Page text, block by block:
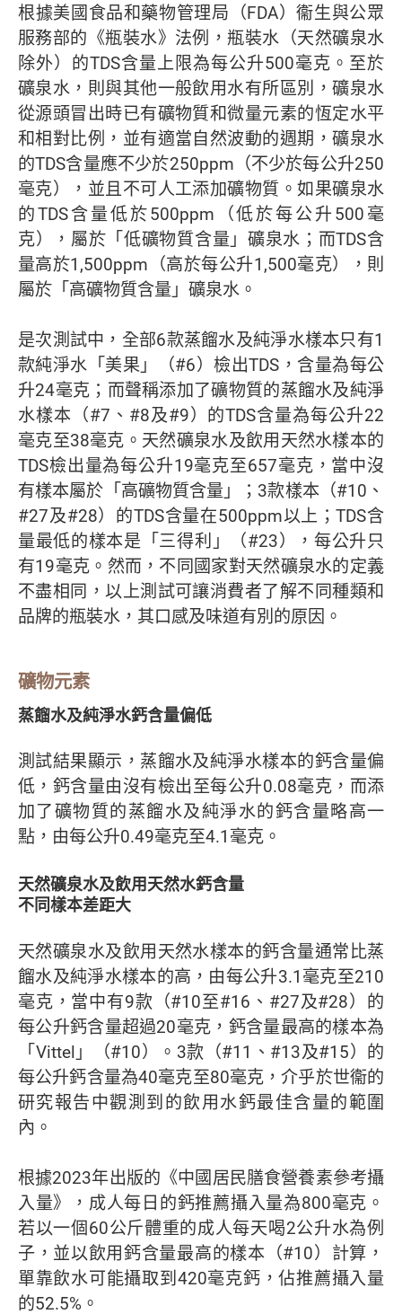
根據美國食品和藥物管理局（FDA）衞生與公眾
服務部的《瓶裝水》法例，瓶裝水（天然礦泉水
除外）的TDS含量上限為每公升500毫克。至於
礦泉水，則與其他一般飲用水有所區別，礦泉水
從源頭冒出時已有礦物質和微量元素的恆定水平
和相對比例，並有適當自然波動的週期，礦泉水
的TDS含量應不少於250ppm（不少於每公升250
毫克），並且不可人工添加礦物質。如果礦泉水
的TDS含量低於500ppm（低於每公升500毫
克），屬於「低礦物質含量」礦泉水；而TDS含
量高於1,500ppm（高於每公升1,500毫克），則
屬於「高礦物質含量」礦泉水。
是次測試中，全部6款蒸餾水及純淨水樣本只有1
款純淨水「美果」（#6）檢出TDS，含量為每公
升24毫克；而聲稱添加了礦物質的蒸餾水及純淨
水樣本（#7、#8及#9）的TDS含量為每公升22
毫克至38毫克。天然礦泉水及飲用天然水樣本的
TDS檢出量為每公升19毫克至657毫克，當中沒
有樣本屬於「高礦物質含量」；3款樣本（#10、
#27及#28）的TDS含量在500ppm以上；TDS含
量最低的樣本是「三得利」（#23），每公升只
有19毫克。然而，不同國家對天然礦泉水的定義
不盡相同，以上測試可讓消費者了解不同種類和
品牌的瓶裝水，其口感及味道有別的原因。
礦物元素
蒸餾水及純淨水鈣含量偏低
測試結果顯示，蒸餾水及純淨水樣本的鈣含量偏
低，鈣含量由沒有檢出至每公升0.08毫克，而添
加了礦物質的蒸餾水及純淨水的鈣含量略高一
點，由每公升0.49毫克至4.1毫克。
天然礦泉水及飲用天然水鈣含量
不同樣本差距大
天然礦泉水及飲用天然水樣本的鈣含量通常比蒸
餾水及純淨水樣本的高，由每公升3.1毫克至210
毫克，當中有9款（#10至#16、#27及#28）的
每公升鈣含量超過20毫克，鈣含量最高的樣本為
「Vittel」（#10）。3款（#11、#13及#15）的
每公升鈣含量為40毫克至80毫克，介乎於世衞的
研究報告中觀測到的飲用水鈣最佳含量的範圍
內。
根據2023年出版的《中國居民膳食營養素參考攝
入量》，成人每日的鈣推薦攝入量為800毫克。
若以一個60公斤體重的成人每天喝2公升水為例
子，並以飲用鈣含量最高的樣本（#10）計算，
單靠飲水可能攝取到420毫克鈣，佔推薦攝入量
的52.5%。